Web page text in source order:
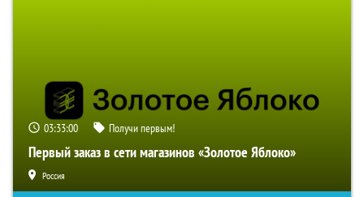
03:32:59 Получи первым!
Первый заказ в сети магазинов «Золотое Яблоко»
Россия